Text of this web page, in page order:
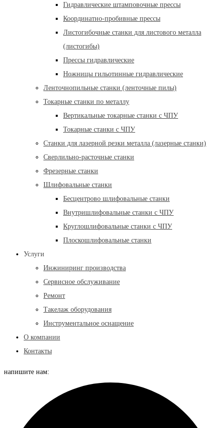
Гидравлические штамповочные прессы
Координатно-пробивные прессы
Листогибочные станки для листового металла
(листогибы)
Прессы гидравлические
Ножницы гильотинные гидравлические
Ленточнопильные станки (ленточные пилы)
Токарные станки по металлу
Вертикальные токарные станки с ЧПУ
Токарные станки с ЧПУ
Станки для лазерной резки металла (лазерные станки)
Сверлильно-расточные станки
Фрезерные станки
Шлифовальные станки
Бесцентрово шлифовальные станки
Внутришлифовальные станки с ЧПУ
Круглошлифовальные станки с ЧПУ
Плоскошлифовальные станки
Услуги
Инжиниринг производства
Сервисное обслуживание
Ремонт
Такелаж оборудования
Инструментальное оснащение
О компании
Контакты
напишите нам: